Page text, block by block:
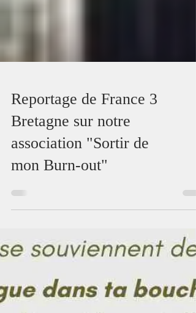
Reportage de France 3
Bretagne sur notre
association "Sortir de
mon Burn-out"